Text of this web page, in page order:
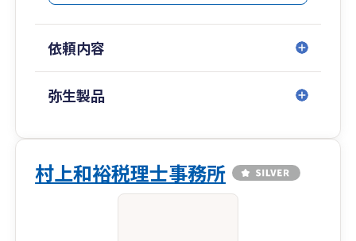
依頼内容
弥生製品
村上和裕税理士事務所